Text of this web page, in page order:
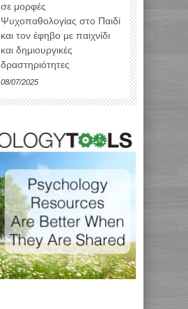
σε μορφές
Ψυχοπαθολογίας στο Παιδί
και τον έφηβο με παιχνίδι
και δημιουργικές
δραστηριότητες
08/07/2025